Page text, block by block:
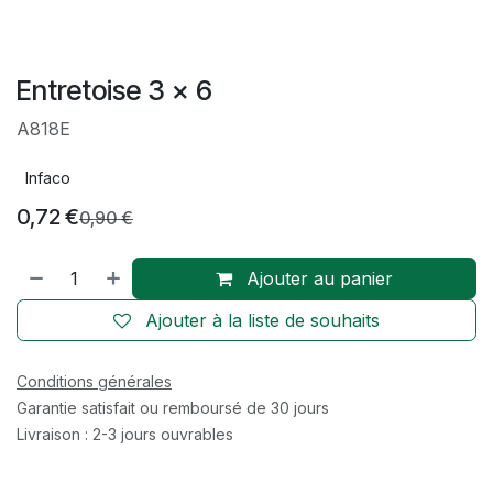
Entretoise 3 x 6
A818E
Infaco
0,72€0,90€
Ajouter au panier
Ajouter à la liste de souhaits
Conditions générales
Garantie satisfait ou remboursé de 30 jours
Livraison : 2-3 jours ouvrables